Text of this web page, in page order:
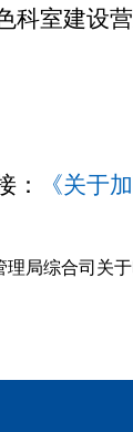
科室建设
《关于
局综合司关于印